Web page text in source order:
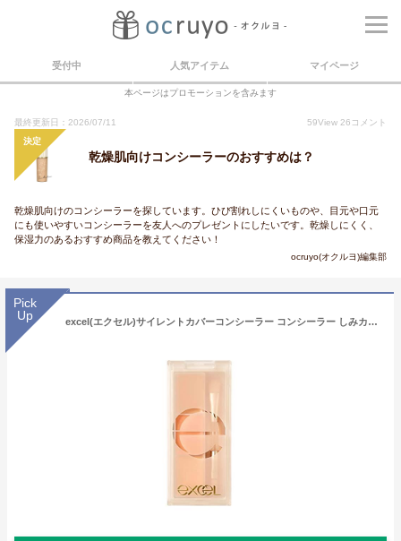
受付中 人気アイテム マイページ
本ページはプロモーションを含みます
最終更新日：2026/07/11 59View 26 コメント
決定
乾燥肌向けコンシーラーのおすすめは？
乾燥肌向けのコンシーラーを探しています。ひび割れしにくいものや、目元や口元
にも使いやすいコンシーラーを友人へのプレゼントにしたいです。乾燥しにくく、
保湿力のあるおすすめ商品を教えてください！
ocruyo(オクルヨ)編集部
Pick
Up
excel(エクセル)サイレントカバーコンシーラー コンシーラー しみカバー くま消し コンシーラーパレット